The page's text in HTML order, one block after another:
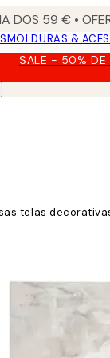
DOS 59 € •
MOLDURAS &
SALE - 50% DE
telas